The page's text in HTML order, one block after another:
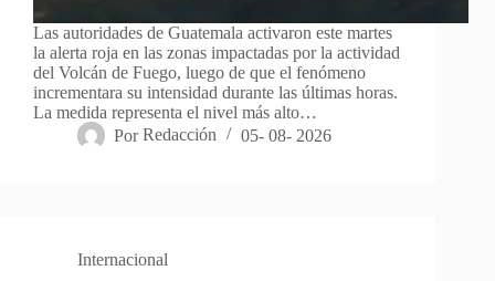
Las autoridades de Guatemala activaron este martes
la alerta roja en las zonas impactadas por la actividad
del Volcán de Fuego, luego de que el fenómeno
incrementara su intensidad durante las últimas horas.
La medida representa el nivel más alto…
Por Redacción 05- 08- 2026
Internacional